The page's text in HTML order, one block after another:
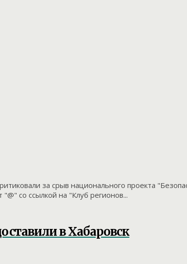
за срыв национального проекта
со ссылкой на "Клуб регионов...
в Хабаровск